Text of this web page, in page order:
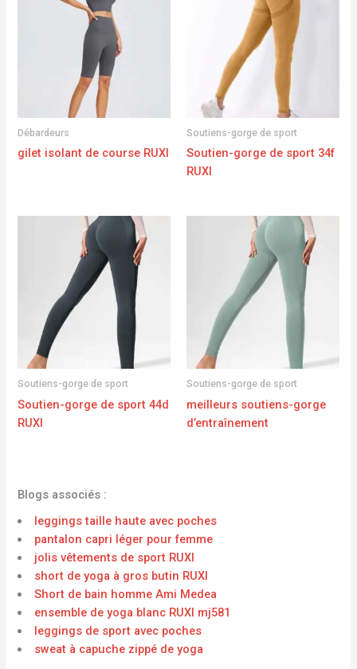
Débardeurs
gilet isolant de course RUXI
Soutiens-gorge de sport
Soutien-gorge de sport 34f
RUXI
Soutiens-gorge de sport
Soutien-gorge de sport 44d
RUXI
Soutiens-gorge de sport
meilleurs soutiens-gorge
d’entraînement
Blogs associés :
leggings taille haute avec poches
pantalon capri léger pour femme
jolis vêtements de sport RUXI
short de yoga à gros butin RUXI
Short de bain homme Ami Medea
ensemble de yoga blanc RUXI mj581
leggings de sport avec poches
sweat à capuche zippé de yoga